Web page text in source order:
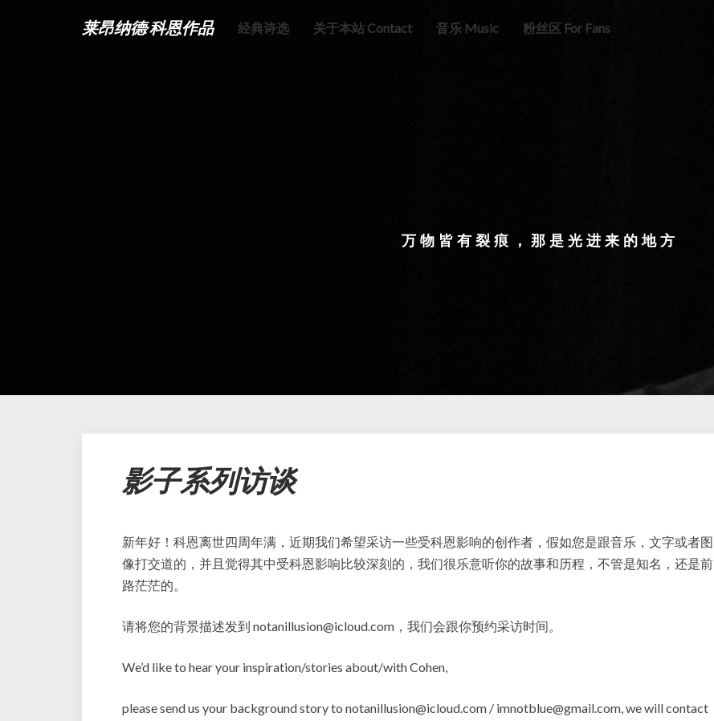
莱昂纳德·科恩作品 经典诗选 关于本站 Contact 音乐 Music 粉丝区 For Fans
万物皆有裂痕，那是光进来的地方
谈
影子系列访谈
新年好！科恩离世四周年满，近期我们希望采访一些受科恩影响的创作者，假如您是跟音乐，文字或者图
像打交道的，并且觉得其中受科恩影响比较深刻的，我们很乐意听你的故事和历程，不管是知名，还是前
路茫茫的。
请将您的背景描述发到 notanillusion@icloud.com，我们会跟你预约采访时间。
We’d like to hear your inspiration/stories about/with Cohen,
please send us your background story to notanillusion@icloud.com / imnotblue@gmail.com, we will contact